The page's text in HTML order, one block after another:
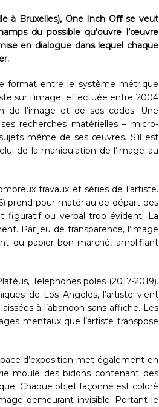
à Bruxelles), One Inch Off se veut
du possible qu’ouvre l’œuvre
en dialogue dans lequel chaque
format entre le système métrique
sur l’image, effectuée entre 2004
de l’image et de ses codes. Une
recherches matérielles – micro-
même de ses œuvres. S’il est
de la manipulation de l’image au
travaux et séries de l’artiste.
prend pour matériau de départ des
figuratif ou verbal trop évident. La
Par jeu de transparence, l’image
du papier bon marché, amplifiant
Telephones poles (2017-2019).
de Los Angeles, l’artiste vient
à l’abandon sans affiche. Les
mentaux que l’artiste transpose
d’exposition met également en
moulé des bidons contenant des
Chaque objet façonné est coloré
demeurant invisible. Portant le